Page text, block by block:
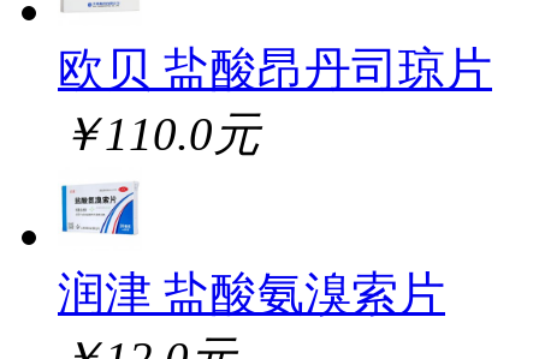
欧贝 盐酸昂丹司琼片
￥110.0元
润津 盐酸氨溴索片